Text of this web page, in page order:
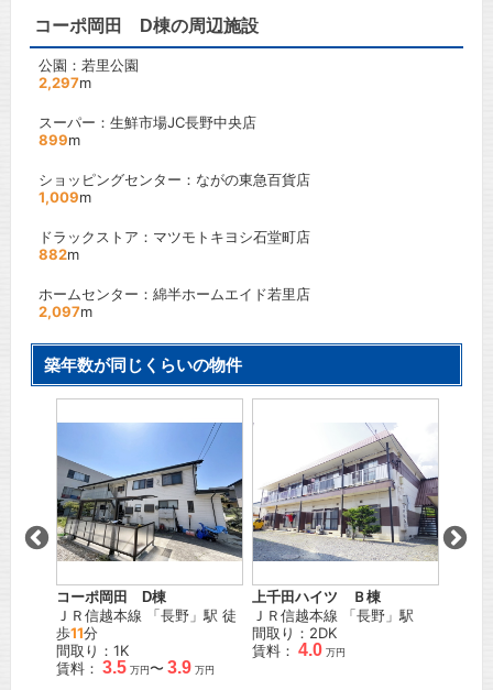
コーポ岡田 D棟の周辺施設
公園：若里公園
2,297m
スーパー：生鮮市場JC長野中央店
899m
ショッピングセンター：ながの東急百貨店
1,009m
ドラックストア：マツモトキヨシ石堂町店
882m
ホームセンター：綿半ホームエイド若里店
2,097m
築年数が同じくらいの物件
コーポ岡田 D棟
ＪＲ信越本線 「長野 」駅 徒
歩11分
間取り：1K
賃料： 3.5 万円〜 3.9 万円
上千田ハイツ Ｂ棟
ＪＲ信越本線 「長野 」駅
間取り：2DK
賃料： 4.0 万円